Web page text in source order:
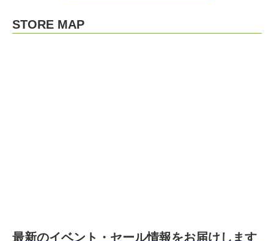
STORE MAP
最新のイベント・セール情報をお届けします